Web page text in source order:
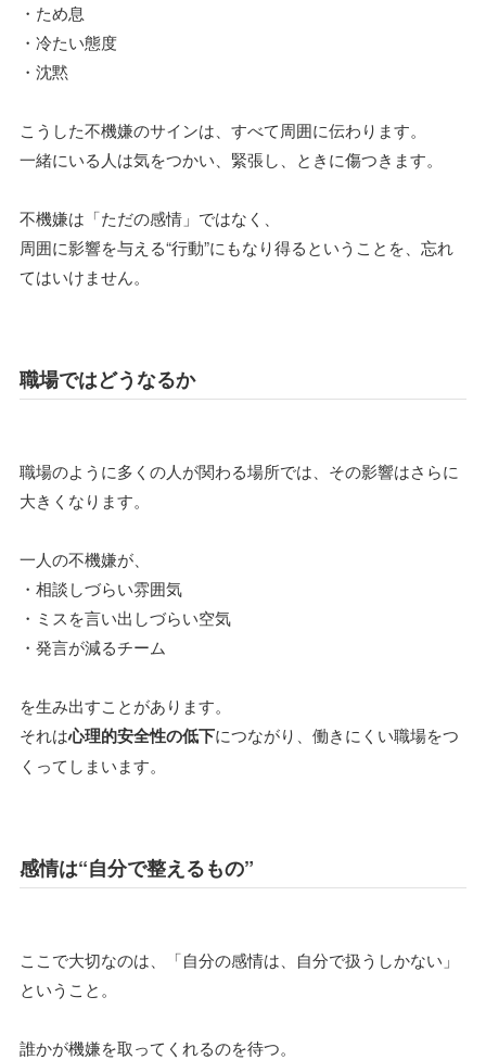
・ため息
・冷たい態度
・沈黙
こうした不機嫌のサインは、すべて周囲に伝わります。
一緒にいる人は気をつかい、緊張し、ときに傷つきます。
不機嫌は「ただの感情」ではなく、
周囲に影響を与える“行動”にもなり得るということを、忘れ
てはいけません。
職場ではどうなるか
職場のように多くの人が関わる場所では、その影響はさらに
大きくなります。
一人の不機嫌が、
・相談しづらい雰囲気
・ミスを言い出しづらい空気
・発言が減るチーム
を生み出すことがあります。
それは心理的安全性の低下につながり、働きにくい職場をつ
くってしまいます。
感情は“自分で整えるもの”
ここで大切なのは、「自分の感情は、自分で扱うしかない」
ということ。
誰かが機嫌を取ってくれるのを待つ。